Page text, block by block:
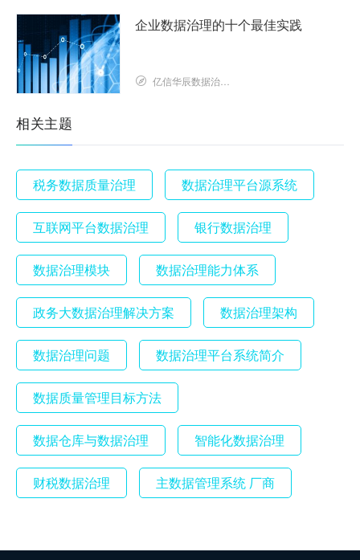
企业数据治理的十个最佳实践
亿信华辰数据治理研究院
相关主题
税务数据质量治理 数据治理平台源系统
互联网平台数据治理 银行数据治理
数据治理模块 数据治理能力体系
政务大数据治理解决方案 数据治理架构
数据治理问题 数据治理平台系统简介
数据质量管理目标方法
数据仓库与数据治理 智能化数据治理
财税数据治理 主数据管理系统 厂商